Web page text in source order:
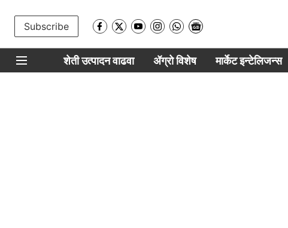
Subscribe
शेती उत्पादन वाढवा ॲग्रो विशेष मार्केट इन्टेलिजन्स